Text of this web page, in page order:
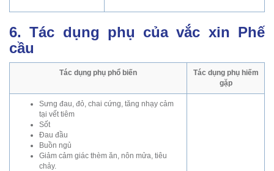
6. Tác dụng phụ của vắc xin Phế
cầu
Tác dụng phụ phổ biến
Tác dụng phụ hiếm
gặp
Sưng đau, đỏ, chai cứng, tăng nhạy cảm
tại vết tiêm
Sốt
Đau đầu
Buồn ngủ
Giảm cảm giác thèm ăn, nôn mửa, tiêu
chảy.